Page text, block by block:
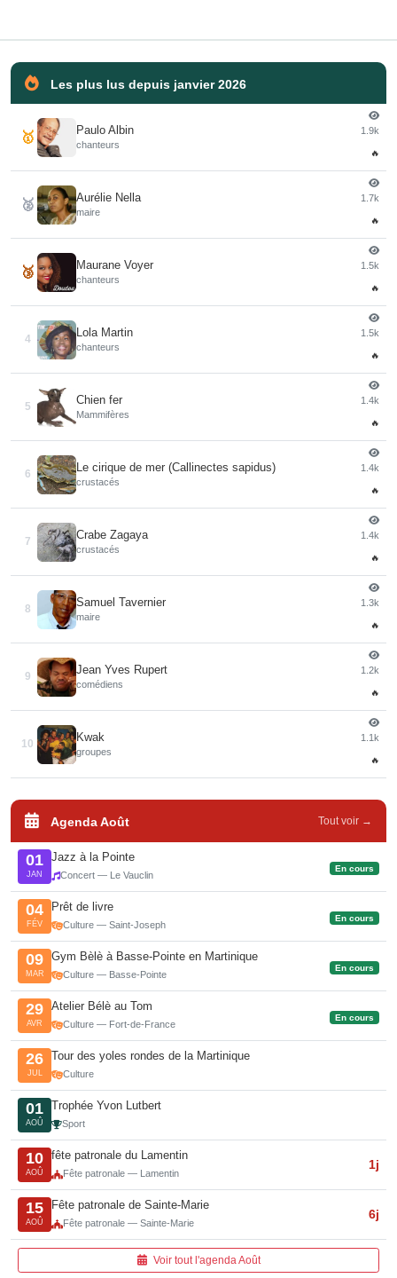
Les plus lus depuis janvier 2026
🥇 Paulo Albin
chanteurs
1.9k
🔥
🥈 Aurélie Nella
maire
1.7k
🔥
🥉 Maurane Voyer
chanteurs
1.5k
🔥
4
Lola Martin
chanteurs
1.5k
🔥
5
Chien fer
Mammifères
1.4k
🔥
6
Le cirique de mer (Callinectes sapidus)
crustacés
1.4k
🔥
7
Crabe Zagaya
crustacés
1.4k
🔥
8
Samuel Tavernier
maire
1.3k
🔥
9
Jean Yves Rupert
comédiens
1.2k
🔥
10
Kwak
groupes
1.1k
🔥
Agenda Août Tout voir →
01
JAN
Jazz à la Pointe
Concert — Le Vauclin
En cours
04
FÉV
Prêt de livre
Culture — Saint-Joseph
En cours
09
MAR
Gym Bèlè à Basse-Pointe en Martinique
Culture — Basse-Pointe
En cours
29
AVR
Atelier Bélè au Tom
Culture — Fort-de-France
En cours
26
JUL
Tour des yoles rondes de la Martinique
Culture
01
AOÛ
Trophée Yvon Lutbert
Sport
10
AOÛ
fête patronale du Lamentin
Fête patronale — Lamentin
1j
15
AOÛ
Fête patronale de Sainte-Marie
Fête patronale — Sainte-Marie
6j
Voir tout l'agenda Août